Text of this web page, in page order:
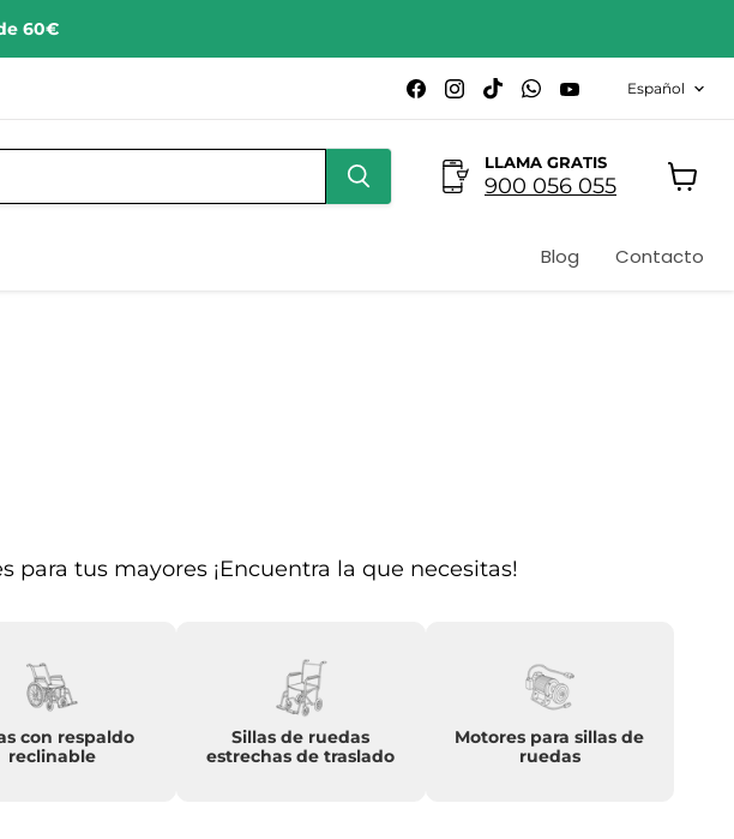
60€
Encuéntrenos
en
Facebook
Encuéntrenos
en
Instagram
Encuéntrenos
en
TikTok
Encuéntrenos
en
WhatsApp
Encuéntrenos
YouTube
Idioma
Español
LLAMA GRATIS
900 056 055
Blog Contacto
tus mayores ¡Encuentra la que necesitas!
con respaldo
reclinable
Sillas de ruedas
estrechas de traslado
Motores para sillas de
ruedas